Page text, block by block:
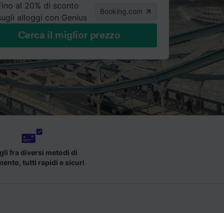
al 20% di sconto
alloggi con Genius
Booking.com
Cerca il miglior prezzo
fra diversi metodi di
tutti rapidi e sicuri